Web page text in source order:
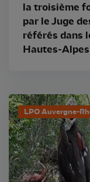
la troisième
par le Juge
référés dans
Hautes-Alpes
LPO Auvergne-